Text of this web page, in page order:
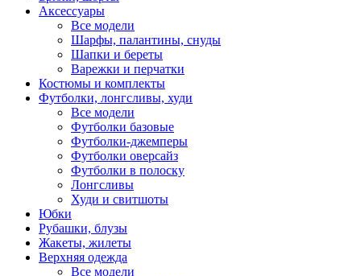
Аксессуары
Все модели
Шарфы, палантины, снуды
Шапки и береты
Варежки и перчатки
Костюмы и комплекты
Футболки, лонгсливы, худи
Все модели
Футболки базовые
Футболки-джемперы
Футболки оверсайз
Футболки в полоску
Лонгсливы
Худи и свитшоты
Юбки
Рубашки, блузы
Жакеты, жилеты
Верхняя одежда
Все модели